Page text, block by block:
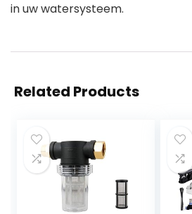
in uw watersysteem.
Related Products